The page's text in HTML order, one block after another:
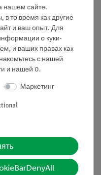
катушек. Для
будут рассмотрены
будут
витков и ток на
на вторичной
благодаря
нашем сайте.
в то время как другие
и ваш опыт. Для
о куки-
и ваших правах как
с нашей
и нашей 0.
Маркетинг